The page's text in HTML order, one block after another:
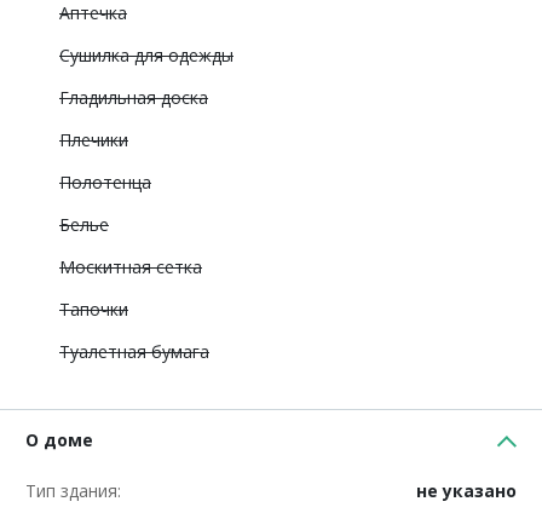
Аптечка
Сушилка для одежды
Гладильная доска
Плечики
Полотенца
Белье
Москитная сетка
Тапочки
Туалетная бумага
О доме
Тип здания:
не указано